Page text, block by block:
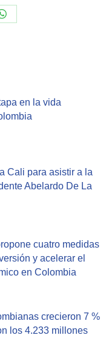
Share
en la vida
Cali para asistir a la
Abelardo De La
cuatro medidas
y acelerar el
en Colombia
crecieron 7 %
los 4.233 millones